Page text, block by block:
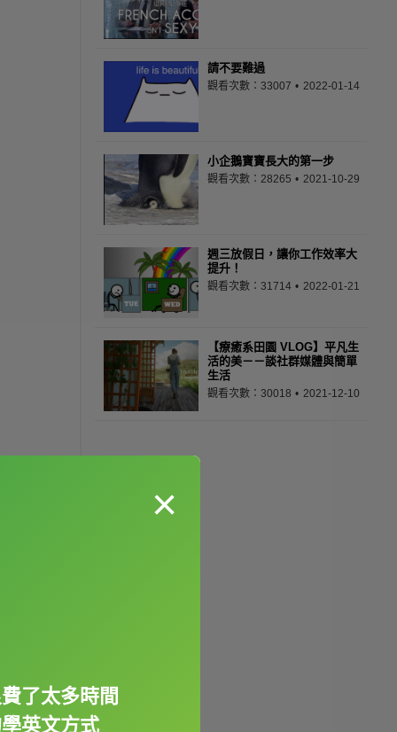
請不要難過
觀看次數：33007 2022-01-14
小企鵝寶寶長大的第一步
觀看次數：28265 2021-10-29
週三放假日，讓你工作效率大
提升！
觀看次數：31714 2022-01-21
【療癒系田園 VLOG】平凡生
活的美－－談社群媒體與簡單
生活
觀看次數：30018 2021-12-10
×
了太多時間
英文方式